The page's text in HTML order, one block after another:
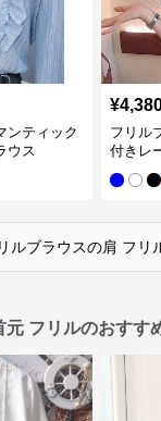
ンティック
ウス
¥
フリル
付きレ
ルブラウスの肩 フリ
元 フリルのおすす